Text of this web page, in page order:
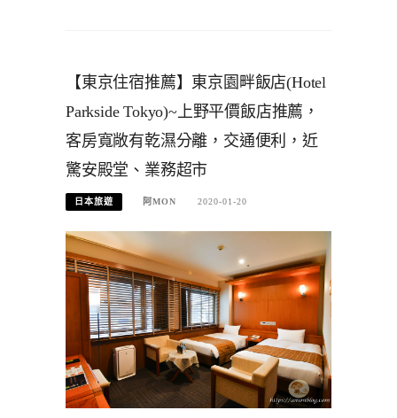
【東京住宿推薦】東京園畔飯店(Hotel
Parkside Tokyo)~上野平價飯店推薦，
客房寬敞有乾濕分離，交通便利，近
驚安殿堂、業務超市
日本旅遊 阿MON 2020-01-20